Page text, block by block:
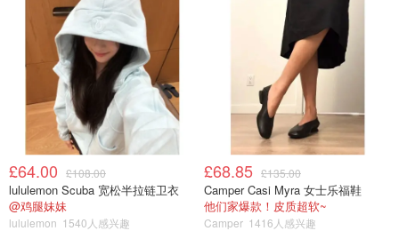
Dinner from 17:30 to 23:00
早餐也好吃，早餐是日式自助，有matcha松饼🥞荔枝豆
花，miso soup，三文鱼洋葱烤串，和其他美式墨西哥风格
的早餐选择。
£64.00 £108.00
lululemon Scuba 宽松半拉链卫衣
@鸡腿妹妹
lululemon 1540人感兴趣
£68.85 £135.00
Camper Casi Myra 女士乐福鞋
他们家爆款！皮质超软~
Camper 1416人感兴趣